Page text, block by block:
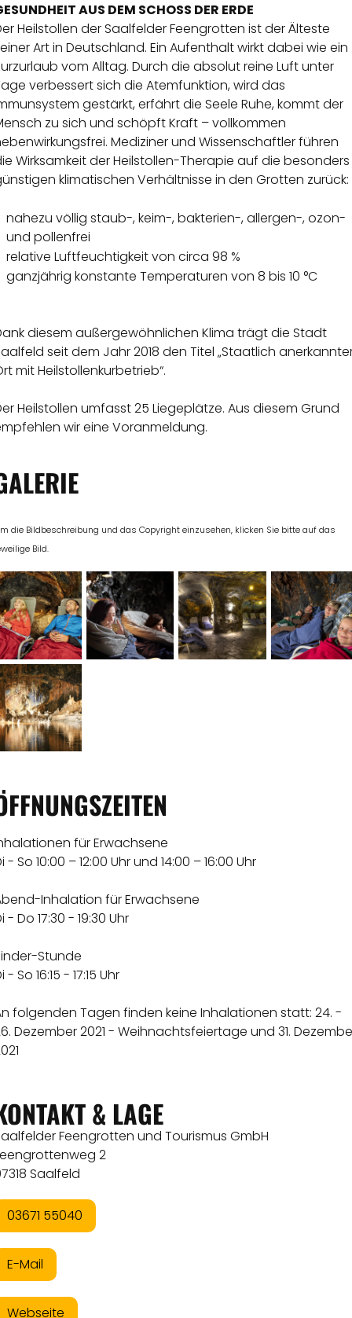
AUS DEM SCHOSS DER ERDE
Heilstollen der Saalfelder Feengrotten ist der Älteste
Art in Deutschland. Ein Aufenthalt wirkt dabei wie ein
vom Alltag. Durch die absolut reine Luft unter
verbessert sich die Atemfunktion, wird das
gestärkt, erfährt die Seele Ruhe, kommt der
zu sich und schöpft Kraft – vollkommen
Mediziner und Wissenschaftler führen
Wirksamkeit der Heilstollen-Therapie auf die besonders
klimatischen Verhältnisse in den Grotten zurück:
nahezu völlig staub-, keim-, bakterien-, allergen-, ozon-
und pollenfrei
relative Luftfeuchtigkeit von circa 98 %
ganzjährig konstante Temperaturen von 8 bis 10 °C
diesem außergewöhnlichen Klima trägt die Stadt
seit dem Jahr 2018 den Titel „Staatlich
mit Heilstollenkurbetrieb“.
Heilstollen umfasst 25 Liegeplätze. Aus diesem Grund
wir eine Voranmeldung.
die Bildbeschreibung und das Copyright einzusehen, klicken Sie bitte auf das
Bild.
für Erwachsene
- So 10:00 – 12:00 Uhr und 14:00 – 16:00 Uhr
Inhalation für Erwachsene
- Do 17:30 - 19:30 Uhr
Stunde
- So 16:15 - 17:15 Uhr
folgenden Tagen finden keine Inhalationen statt: 24. -
Dezember 2021 - Weihnachtsfeiertage und 31.
& LAGE
Feengrotten und Tourismus GmbH
2
Saalfeld
03671 55040
E-Mail
Webseite